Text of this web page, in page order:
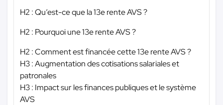
H2 : Qu’est-ce que la 13e rente AVS ?
H2 : Pourquoi une 13e rente AVS ?
H2 : Comment est financée cette 13e rente AVS ?
H3 : Augmentation des cotisations salariales et
patronales
H3 : Impact sur les finances publiques et le système
AVS